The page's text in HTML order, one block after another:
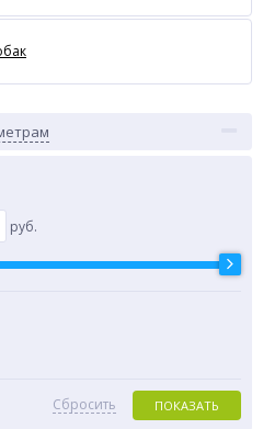
руб.
ПОКАЗАТЬ
Сбросить